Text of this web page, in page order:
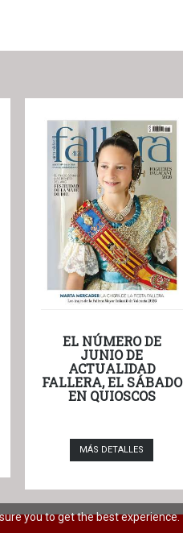
EL NÚMERO DE
JUNIO DE
ACTUALIDAD
FALLERA, EL SÁBADO
EN QUIOSCOS
MÁS DETALLES
you to get the best experience.